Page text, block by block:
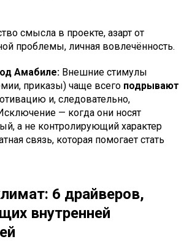
смысла в проекте, азарт от
проблемы, личная вовлечённость.
Амабиле: Внешние стимулы
приказы) чаще всего подрывают
и, следовательно,
— когда они носят
а не контролирующий характер
связь, которая помогает стать
6 драйверов,
внутренней